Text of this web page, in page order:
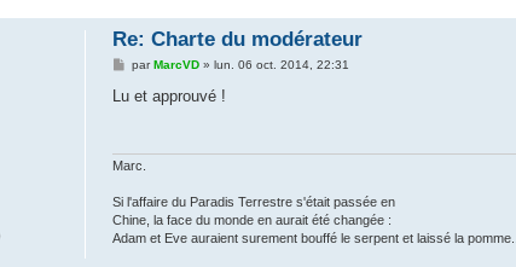
Re: Charte du modérateur
M
s
parMarcVD» lun. 06 oct. 2014, 22:31
Lu et approuvé !
Marc.
Si l'affaire du Paradis Terrestre s'était passée en
Chine, la face du monde en aurait été changée :
Adam et Eve auraient surement bouffé le serpent et laissé la pomme...